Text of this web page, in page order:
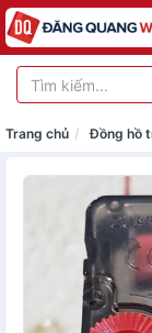
Trang chủ Đồng hồ